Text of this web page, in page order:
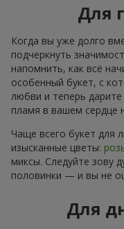
Для
Когда вы уже долго
подчеркнуть
напомнить, как всё
особенный букет, с
любви и теперь
пламя в вашем сердце
Чаще всего букет для
изысканные цветы:
миксы. Следуйте зову
половинки — и вы не
Для